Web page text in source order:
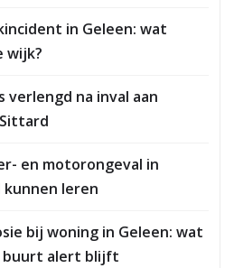
in Geleen: wat
wijk?
na inval aan
en motorongeval in
kunnen leren
bij woning in Geleen: wat
buurt alert blijft